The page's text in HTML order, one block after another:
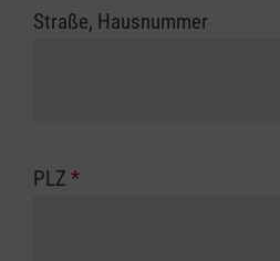
Straße, Hausnummer
PLZ *